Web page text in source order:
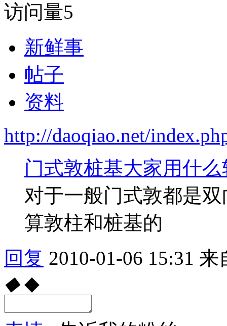
访问量5
新鲜事
帖子
资料
http://daoqiao.net/
门式敦桩基大家用什
对于一般门式敦都是
算敦柱和桩基的
回复 2010-01-06 15:31 来
◆ ◆